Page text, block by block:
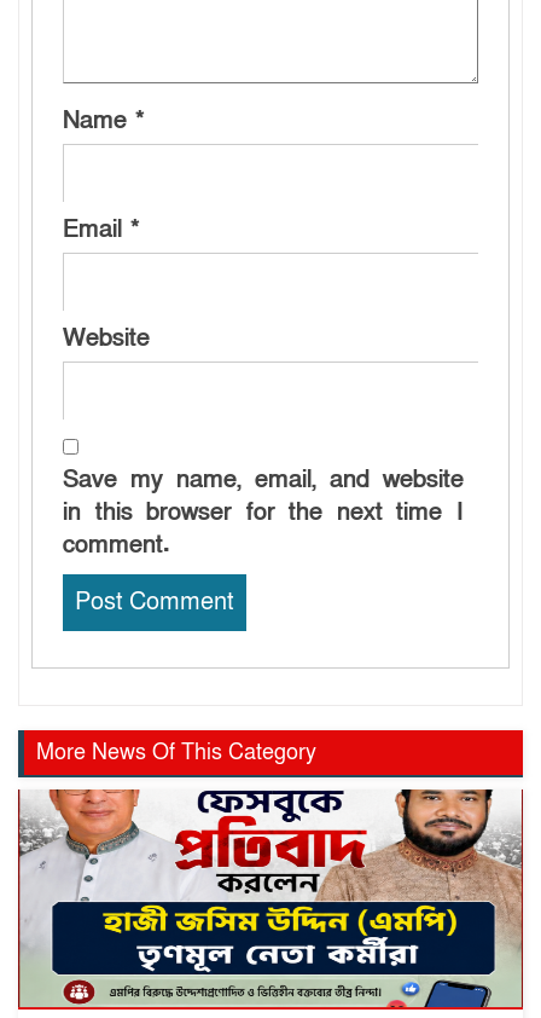
Name *
Email *
Website
Save my name, email, and website
in this browser for the next time I
comment.
More News Of This Category